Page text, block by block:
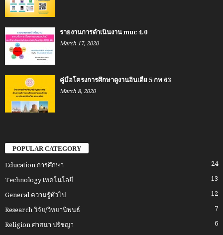
รายงานการดำเนินงาน muc 4.0
March 17, 2020
คู่มือโครงการศึกษาดูงานอินเดีย 5 กพ 63
March 8, 2020
POPULAR CATEGORY
Education การศึกษา 24
Technology เทคโนโลยี 13
General ความรู้ทั่วไป 12
Research วิจัย/วิทยานิพนธ์ 7
Religion ศาสนา ปรัชญา
6